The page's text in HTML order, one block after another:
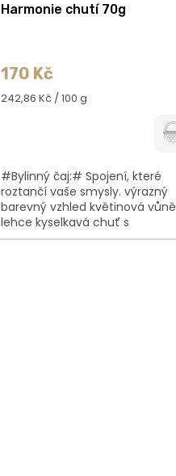
Harmonie chutí 70g
170 Kč
Měrná
242,86 Kč / 100 g
#Bylinný čaj:# Spojení, které
roztančí vaše smysly. výrazný
barevný vzhled květinová vůně
lehce kyselkavá chuť s
nasládlými podtóny V